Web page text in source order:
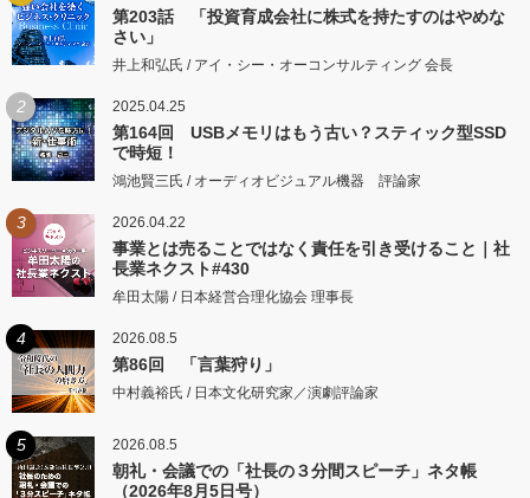
第203話 「投資育成会社に株式を持たすのはやめな
さい」
井上和弘氏 / アイ・シー・オーコンサルティング 会長
2 2025.04.25
第164回 USBメモリはもう古い？スティック型SSD
で時短！
鴻池賢三氏 / オーディオビジュアル機器 評論家
3 2026.04.22
事業とは売ることではなく責任を引き受けること｜社
長業ネクスト#430
牟田太陽 / 日本経営合理化協会 理事長
4 2026.08.5
第86回 「言葉狩り」
中村義裕氏 / 日本文化研究家／演劇評論家
5 2026.08.5
朝礼・会議での「社長の３分間スピーチ」ネタ帳
（2026年8月5日号）